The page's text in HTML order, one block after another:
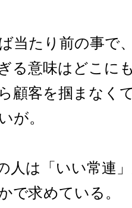
当たり前の事で
る意味はどこに
顧客を掴まなく
が。
人は「いい常連
で求めている。